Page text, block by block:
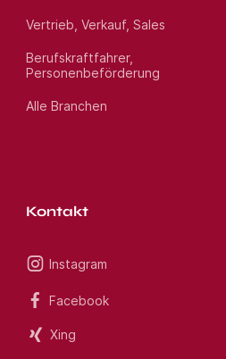
Vertrieb, Verkauf, Sales
Berufskraftfahrer,
Personenbeförderung
Alle Branchen
Kontakt
Instagram
Facebook
Xing